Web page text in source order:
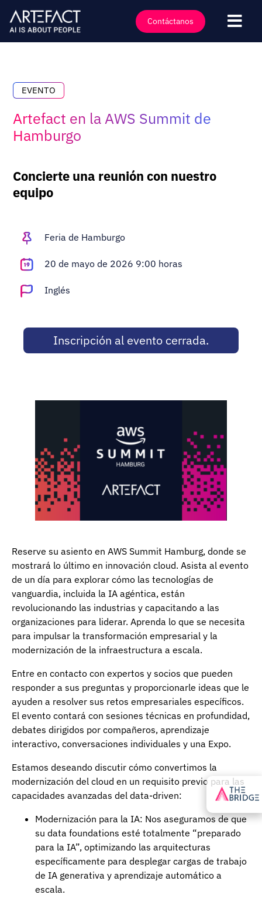
contenido
Contáctanos
Tecnologías
Perspectivas
Empresa
Eventos
Contacto
Adopt AI
Buscar:
ES
EVENTO
Artefact en la AWS Summit de
Hamburgo
Concierte una reunión con nuestro
equipo
Feria de Hamburgo
20 de mayo de 2026 9:00 horas
Inglés
Reserve su asiento en AWS Summit Hamburg, donde se
mostrará lo último en innovación cloud. Asista al evento
de un día para explorar cómo las tecnologías de
vanguardia, incluida la IA agéntica, están
revolucionando las industrias y capacitando a las
organizaciones para liderar. Aprenda lo que se necesita
para impulsar la transformación empresarial y la
modernización de la infraestructura a escala.
Entre en contacto con expertos y socios que pueden
responder a sus preguntas y proporcionarle ideas que le
ayuden a resolver sus retos empresariales específicos.
El evento contará con sesiones técnicas en profundidad,
debates dirigidos por compañeros, aprendizaje
interactivo, conversaciones individuales y una Expo.
Estamos deseando discutir cómo convertimos la
modernización del cloud en un requisito previo para las
capacidades avanzadas del data-driven:
Modernización para la IA: Nos aseguramos de que
su data foundations esté totalmente “preparado
para la IA”, optimizando las arquitecturas
específicamente para desplegar cargas de trabajo
de IA generativa y aprendizaje automático a
escala.
Inscripción al evento cerrada.